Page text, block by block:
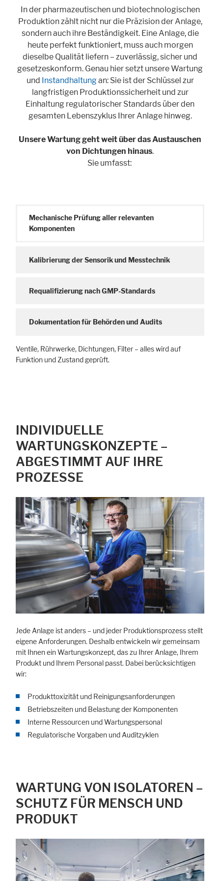
In der pharmazeutischen und biotechnologischen
Produktion zählt nicht nur die Präzision der Anlage,
sondern auch ihre Beständigkeit. Eine Anlage, die
heute perfekt funktioniert, muss auch morgen
dieselbe Qualität liefern – zuverlässig, sicher und
gesetzeskonform. Genau hier setzt unsere Wartung
und Instandhaltungan: Sie ist der Schlüssel zur
langfristigen Produktionssicherheit und zur
Einhaltung regulatorischer Standards über den
gesamten Lebenszyklus Ihrer Anlage hinweg.
Unsere Wartung geht weit über das Austauschen
von Dichtungen hinaus.
Sie umfasst:
Mechanische Prüfung aller relevanten
Komponenten
Kalibrierung der Sensorik und Messtechnik
Requalifizierung nach GMP-Standards
Dokumentation für Behörden und Audits
Ventile, Rührwerke, Dichtungen, Filter – alles wird auf
Funktion und Zustand geprüft.
INDIVIDUELLE
WARTUNGSKONZEPTE –
ABGESTIMMT AUF IHRE
PROZESSE
Jede Anlage ist anders – und jeder Produktionsprozess stellt
eigene Anforderungen. Deshalb entwickeln wir gemeinsam
mit Ihnen ein Wartungskonzept, das zu Ihrer Anlage, Ihrem
Produkt und Ihrem Personal passt. Dabei berücksichtigen
wir:
Produkttoxizität und Reinigungsanforderungen
Betriebszeiten und Belastung der Komponenten
Interne Ressourcen und Wartungspersonal
Regulatorische Vorgaben und Auditzyklen
WARTUNG VON ISOLATOREN –
SCHUTZ FÜR MENSCH UND
PRODUKT
Cookie Informationen anzeigen
Marketing und Statistik
Statistik Cookies erfassen Informationen anonym. Diese Informationen
helfen uns zu verstehen, wie unsere Besucher unsere Website nutzen.
Cookie Informationen anzeigen